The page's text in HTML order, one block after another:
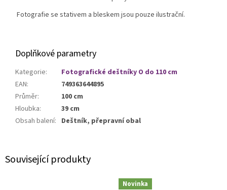
Související produkty
Novinka
Fotografie se stativem a bleskem jsou pouze ilustrační.
Doplňkové parametry
Kategorie:
Fotografické deštníky O do 110 cm
EAN:
749363644895
Průměr:
100 cm
Hloubka:
39 cm
Obsah balení: Deštník, přepravní obal